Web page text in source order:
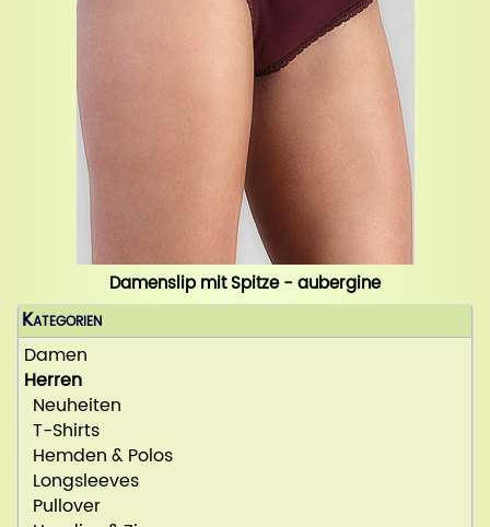
Damenslip mit Spitze - aubergine
Kategorien
Damen
Herren
Neuheiten
T-Shirts
Hemden & Polos
Longsleeves
Pullover